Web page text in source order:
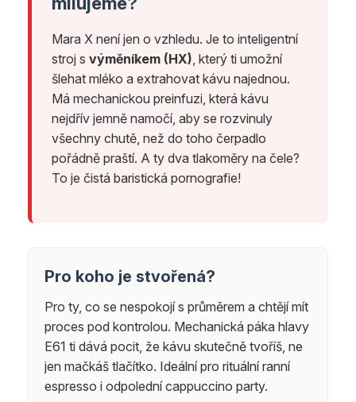
Mara X není jen o vzhledu. Je to inteligentní
stroj s výměníkem (HX) , který ti umožní
šlehat mléko a extrahovat kávu najednou.
Má mechanickou preinfuzi, která kávu
nejdřív jemně namočí, aby se rozvinuly
všechny chutě, než do toho čerpadlo
pořádně praští. A ty dva tlakoměry na čele?
To je čistá baristická pornografie!
Pro koho je stvořená?
Pro ty, co se nespokojí s průměrem a chtějí mít
proces pod kontrolou. Mechanická páka hlavy
E61 ti dává pocit, že kávu skutečně tvoříš, ne
jen mačkáš tlačítko. Ideální pro rituální ranní
espresso i odpolední cappuccino party.